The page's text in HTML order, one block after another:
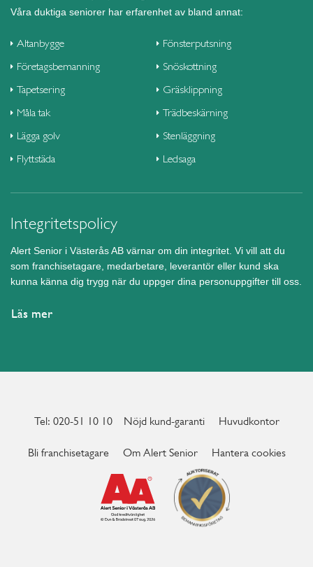
Våra duktiga seniorer har erfarenhet av bland annat:
Altanbygge
Företagsbemanning
Tapetsering
Måla tak
Lägga golv
Flyttstäda
Fönsterputsning
Snöskottning
Gräsklippning
Trädbeskärning
Stenläggning
Ledsaga
Integritetspolicy
Alert Senior i Västerås AB värnar om din integritet. Vi vill att du
som franchisetagare, medarbetare, leverantör eller kund ska
kunna känna dig trygg när du uppger dina personuppgifter till oss.
Läs mer
Tel: 020-51 10 10 Nöjd kund-garanti Huvudkontor
Bli franchisetagare Om Alert Senior Hantera cookies